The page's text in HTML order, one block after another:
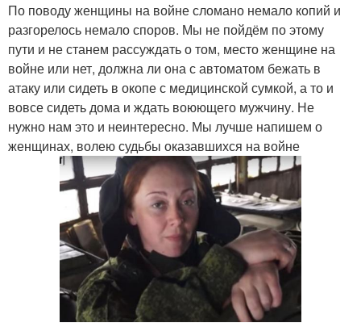
По поводу женщины на войне сломано немало копий и
разгорелось немало споров. Мы не пойдём по этому
пути и не станем рассуждать о том, место женщине на
войне или нет, должна ли она с автоматом бежать в
атаку или сидеть в окопе с медицинской сумкой, а то и
вовсе сидеть дома и ждать воюющего мужчину. Не
нужно нам это и неинтересно. Мы лучше напишем о
женщинах, волею судьбы оказавшихся на войне